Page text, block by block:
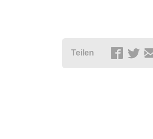
Teilen